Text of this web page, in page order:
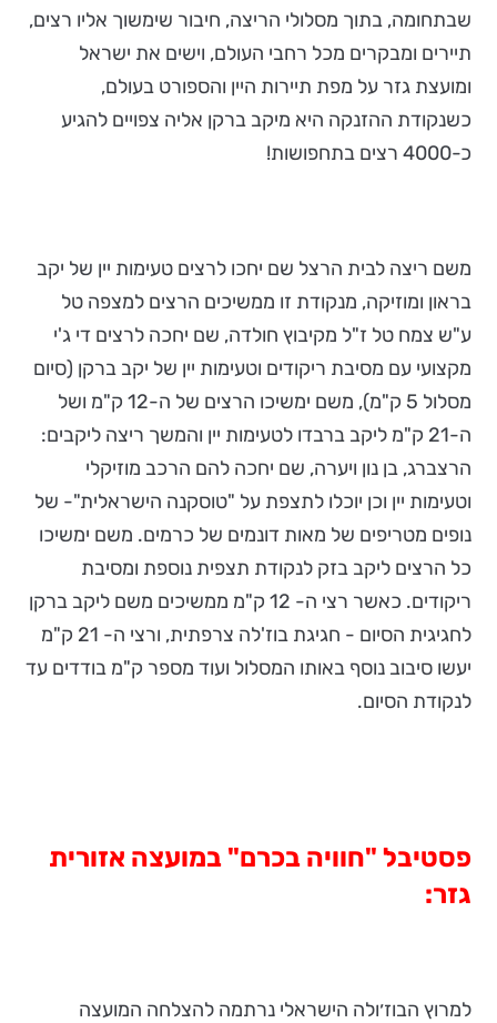
שבתחומה, בתוך מסלולי הריצה, חיבור שימשוך אליו רצים,
תיירים ומבקרים מכל רחבי העולם, וישים את ישראל
ומועצת גזר על מפת תיירות היין והספורט בעולם,
כשנקודת ההזנקה היא מיקב ברקן אליה צפויים להגיע
כ-4000 רצים בתחפושות!
משם ריצה לבית הרצל שם יחכו לרצים טעימות יין של יקב
בראון ומוזיקה, מנקודת זו ממשיכים הרצים למצפה טל
ע"ש צמח טל ז"ל מקיבוץ חולדה, שם יחכה לרצים די ג'י
מקצועי עם מסיבת ריקודים וטעימות יין של יקב ברקן (סיום
מסלול 5 ק"מ), משם ימשיכו הרצים של ה-12 ק"מ ושל
ה-21 ק"מ ליקב ברבדו לטעימות יין והמשך ריצה ליקבים:
הרצברג, בן נון ויערה, שם יחכה להם הרכב מוזיקלי
וטעימות יין וכן יוכלו לתצפת על "טוסקנה הישראלית"- של
נופים מטריפים של מאות דונמים של כרמים. משם ימשיכו
כל הרצים ליקב בזק לנקודת תצפית נוספת ומסיבת
ריקודים. כאשר רצי ה- 12 ק"מ ממשיכים משם ליקב ברקן
לחגיגית הסיום - חגיגת בוז'לה צרפתית, ורצי ה- 21 ק"מ
יעשו סיבוב נוסף באותו המסלול ועוד מספר ק"מ בודדים עד
לנקודת הסיום.
פסטיבל "חוויה בכרם" במועצה אזורית
גזר:
למרוץ הבוז׳ולה הישראלי נרתמה להצלחה המועצה